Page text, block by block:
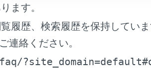
はい
ます。
履歴、検索履歴を保持してい
連絡ください。